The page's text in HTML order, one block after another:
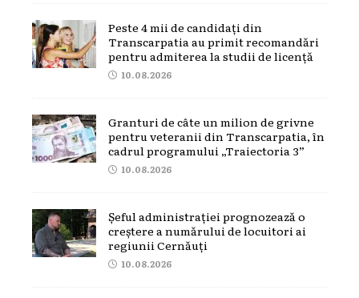
Peste 4 mii de candidați din
Transcarpatia au primit recomandări
pentru admiterea la studii de licență
10.08.2026
Granturi de câte un milion de grivne
pentru veteranii din Transcarpatia, în
cadrul programului „Traiectoria 3”
10.08.2026
Șeful administrației prognozează o
creștere a numărului de locuitori ai
regiunii Cernăuți
10.08.2026